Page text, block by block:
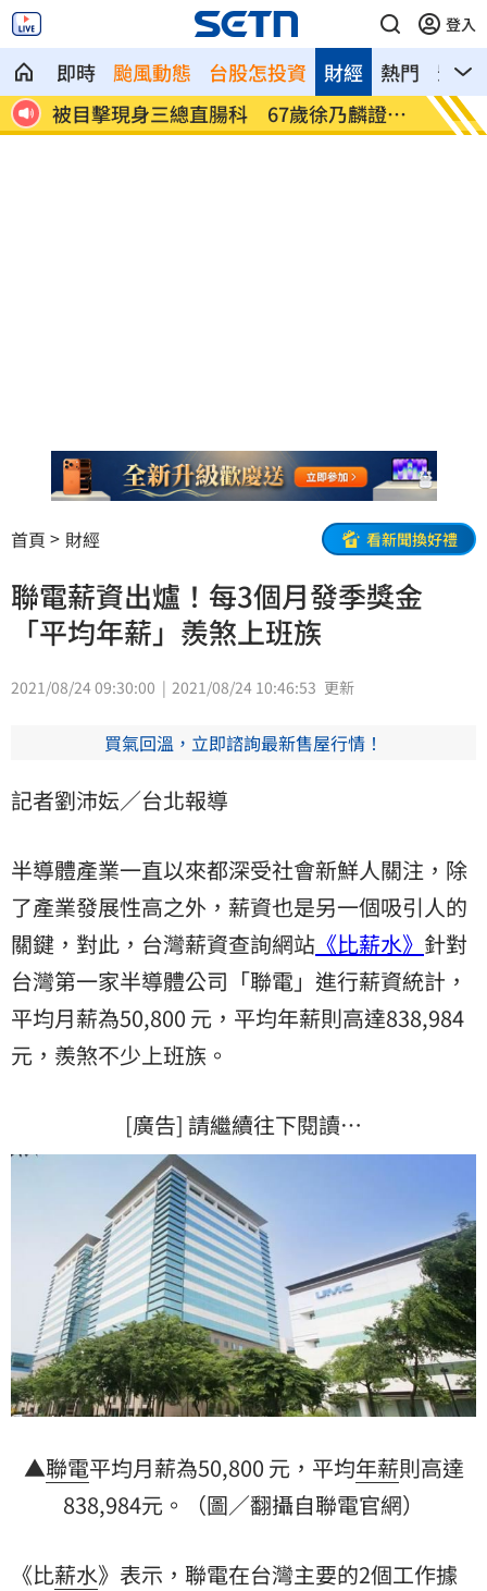
登入
即時 颱風動態 台股怎投資 熱門 影音
財經
紀
被目擊現身三總直腸科 67歲徐乃麟證實
了
南澳
首頁 財經 看新聞換好禮
聯電薪資出爐！每3個月發季獎金
「平均年薪」羨煞上班族
2021/08/24 09:30:00 2021/08/24 10:46:53 更新
買氣回溫，立即諮詢最新售屋行情！
記者劉沛妘／台北報導
半導體產業一直以來都深受社會新鮮人關注，除
了產業發展性高之外，薪資也是另一個吸引人的
關鍵，對此，台灣薪資查詢網站 《比薪水》 針對
台灣第一家半導體公司「聯電」進行薪資統計，
平均月薪為50,800 元，平均年薪則高達838,984
元，羨煞不少上班族。
[廣告] 請繼續往下閱讀…
▲聯電平均月薪為50,800 元，平均年薪則高達
838,984元。（圖／翻攝自聯電官網）
《比薪水》表示，聯電在台灣主要的2個工作據